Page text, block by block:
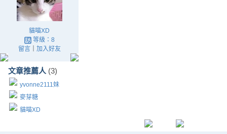
貓喵XD
等級：8
留言｜ 加入好友
文章推薦人 (3)
yvonne2111妹
麥芽糖
貓喵XD